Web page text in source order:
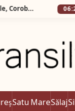
06:28 ALBA
Satu MareSălaj